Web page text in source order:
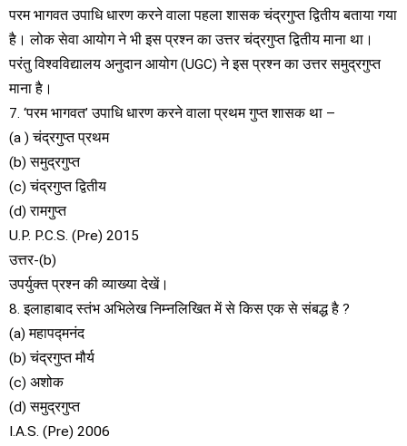
परम भागवत उपाधि धारण करने वाला पहला शासक चंद्रगुप्त द्वितीय बताया गया
है। लोक सेवा आयोग ने भी इस प्रश्न का उत्तर चंद्रगुप्त द्वितीय माना था।
परंतु विश्वविद्यालय अनुदान आयोग (UGC) ने इस प्रश्न का उत्तर समुद्रगुप्त
माना है।
7. ‘परम भागवत’ उपाधि धारण करने वाला प्रथम गुप्त शासक था –
(a ) चंद्रगुप्त प्रथम
(b) समुद्रगुप्त
(c) चंद्रगुप्त द्वितीय
(d) रामगुप्त
U.P. P.C.S. (Pre) 2015
उत्तर-(b)
उपर्युक्त प्रश्न की व्याख्या देखें।
8. इलाहाबाद स्तंभ अभिलेख निम्नलिखित में से किस एक से संबद्ध है ?
(a) महापद्मनंद
(b) चंद्रगुप्त मौर्य
(c) अशोक
(d) समुद्रगुप्त
I.A.S. (Pre) 2006